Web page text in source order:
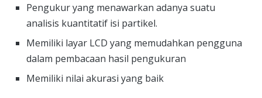
Pengukur yang menawarkan adanya suatu
analisis kuantitatif isi partikel.
Memiliki layar LCD yang memudahkan pengguna
dalam pembacaan hasil pengukuran
Memiliki nilai akurasi yang baik